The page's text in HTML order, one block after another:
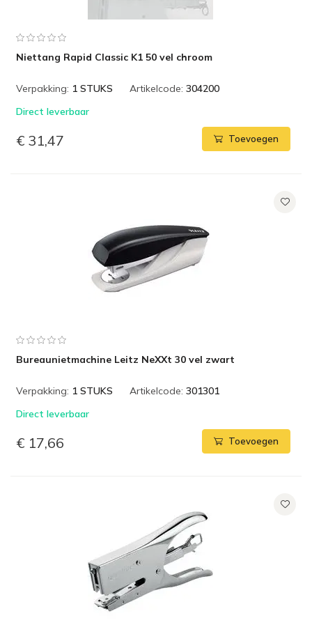
Niettang Rapid Classic K1 50 vel chroom
Verpakking: 1 STUKS Artikelcode: 304200
Direct leverbaar
€ 31,47 Toevoegen
Bureaunietmachine Leitz NeXXt 30 vel zwart
Verpakking: 1 STUKS Artikelcode: 301301
Direct leverbaar
€ 17,66 Toevoegen